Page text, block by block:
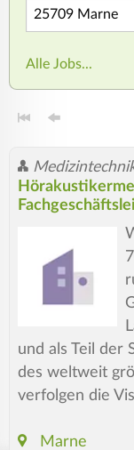
Alle Jobs...
und als Teil der
des weltweit
verfolgen die
Marne